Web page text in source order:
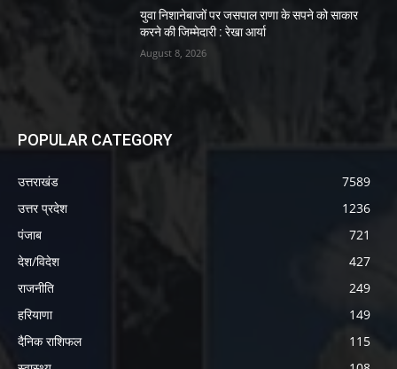
युवा निशानेबाजों पर जसपाल राणा के सपने को साकार
करने की जिम्मेदारी : रेखा आर्या
August 8, 2026
POPULAR CATEGORY
उत्तराखंड
7589
उत्तर प्रदेश
1236
पंजाब
721
देश/विदेश
427
राजनीति
249
हरियाणा
149
दैनिक राशिफल
115